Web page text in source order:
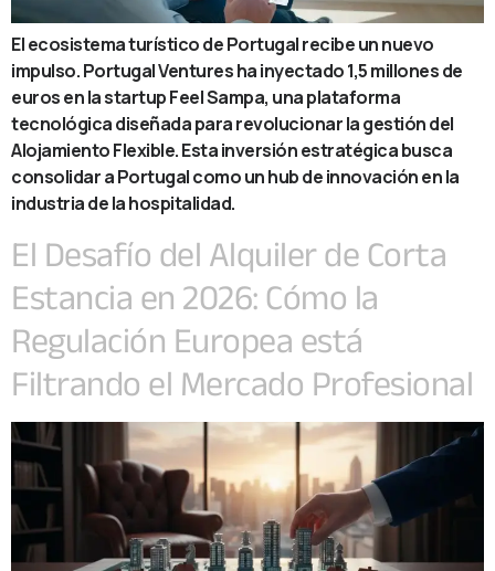
El ecosistema turístico de Portugal recibe un nuevo
impulso. Portugal Ventures ha inyectado 1,5 millones de
euros en la startup Feel Sampa, una plataforma
tecnológica diseñada para revolucionar la gestión del
Alojamiento Flexible. Esta inversión estratégica busca
consolidar a Portugal como un hub de innovación en la
industria de la hospitalidad.
El Desafío del Alquiler de Corta
Estancia en 2026: Cómo la
Regulación Europea está
Filtrando el Mercado Profesional